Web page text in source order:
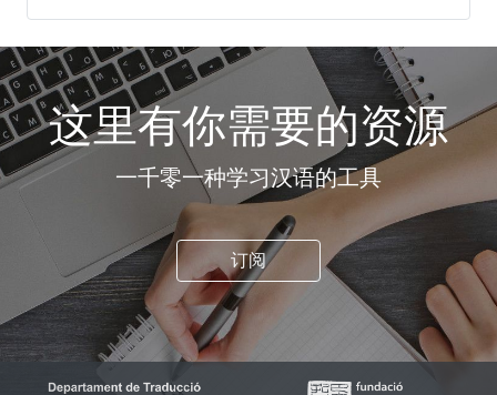
这里有你需要的资源
一千零一种学习汉语的工具
订阅